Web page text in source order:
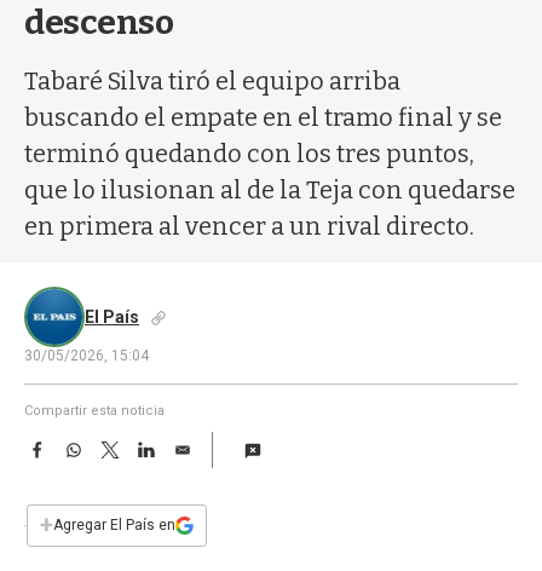
descenso
Tabaré Silva tiró el equipo arriba
buscando el empate en el tramo final y se
terminó quedando con los tres puntos,
que lo ilusionan al de la Teja con quedarse
en primera al vencer a un rival directo.
El País
30/05/2026, 15:04
Compartir esta noticia
F
e
b
W
s
T
w
t
L
E
i
l
+Agregar El País en